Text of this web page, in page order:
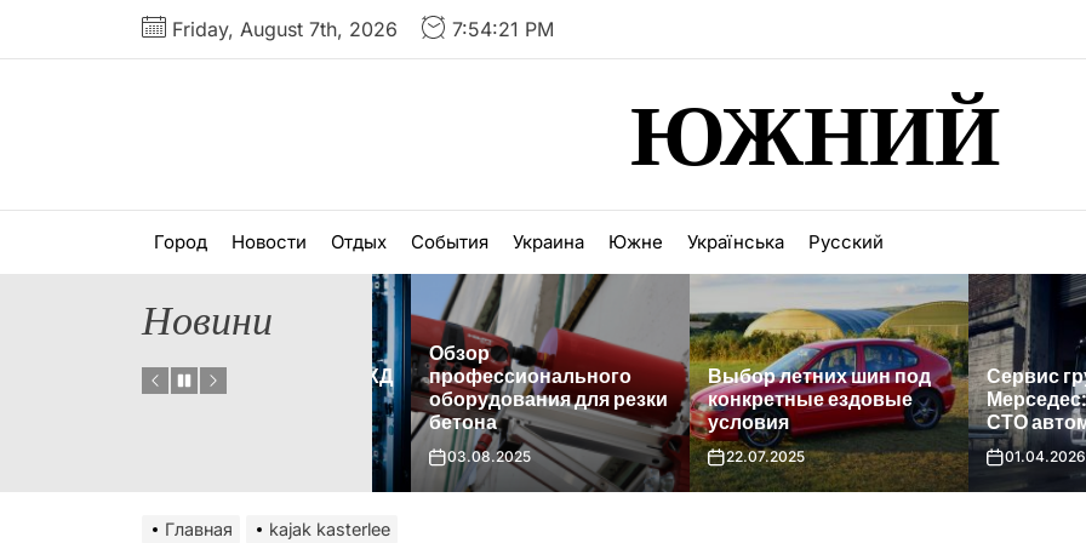
Friday, August 7th, 2026 7:54:22 PM
ЮЖНИЙ
Город Новости Отдых События Украина Южне Українська Русский
Новини
Что такое гибридная СХД
и когда ее стоит
Обзор
профессионального
оборудования для резки
бетона
03.08.2025
Выбор летних шин под
конкретные ездовые
условия
22.07.2025
Сервис
Мерседес:
СТО
01.04.2026
Главная kajak kasterlee